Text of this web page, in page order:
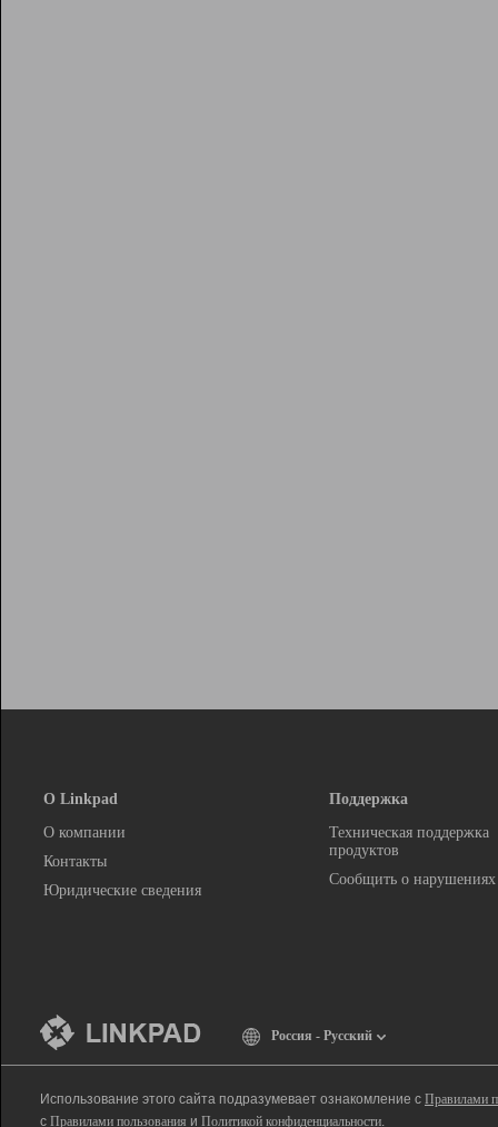
О Linkpad
О компании
Контакты
Юридические сведения
Поддержка
Техническая поддержка
продуктов
Сообщить о нарушениях
Россия - Русский
Использование этого сайта подразумевает ознакомление с Правилами
с Правилами пользования и Политикой конфиденциальности.